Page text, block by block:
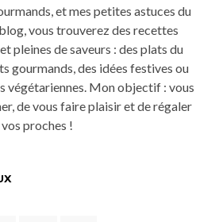
et mes petites astuces du
vous trouverez des recettes
pleines de saveurs : des plats du
gourmands, des idées festives ou
végétariennes. Mon objectif : vous
de vous faire plaisir et de régaler
vos proches !